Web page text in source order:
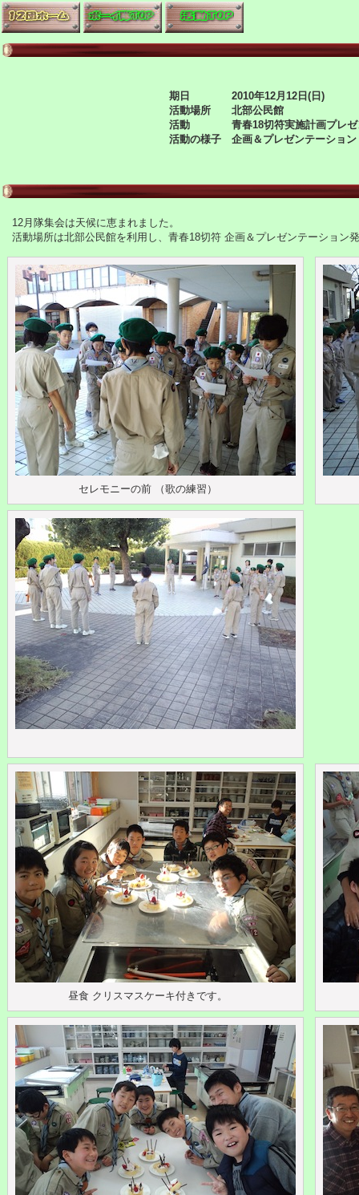
期日 2010年12月12日(日)
活動場所 北部公民館
活動 青春18切符実施計画プレゼン
活動の様子 企画＆プレゼンテーション
12月隊集会は天候に恵まれました。
活動場所は北部公民館を利用し、青春18切符 企画＆プレゼンテーション
セレモニーの前 （歌の練習）
昼食 クリスマスケーキ付きです。